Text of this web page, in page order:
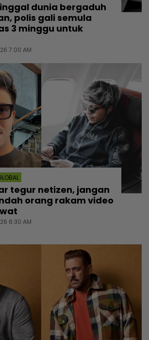
dunia bergaduh
polis gali semula
3 minggu untuk
7:00 AM
tegur netizen, jangan
orang rakam video
6:30 AM